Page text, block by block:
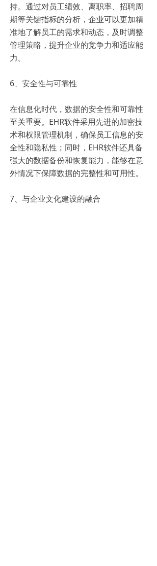
持。通过对员工绩效、离职率、招聘周
期等关键指标的分析，企业可以更加精
准地了解员工的需求和动态，及时调整
管理策略，提升企业的竞争力和适应能
力。
6、安全性与可靠性
在信息化时代，数据的安全性和可靠性
至关重要。EHR软件采用先进的加密技
术和权限管理机制，确保员工信息的安
全性和隐私性；同时，EHR软件还具备
强大的数据备份和恢复能力，能够在意
外情况下保障数据的完整性和可用性。
7、与企业文化建设的融合